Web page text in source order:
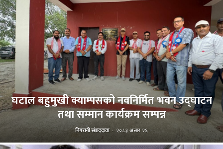
घटाल बहुमुखी क्याम्पसको नवनिर्मित भवन उद्घाटन
तथा सम्मान कार्यक्रम सम्पन्न
निगरानी संवाददाता - २०८३ असार २६